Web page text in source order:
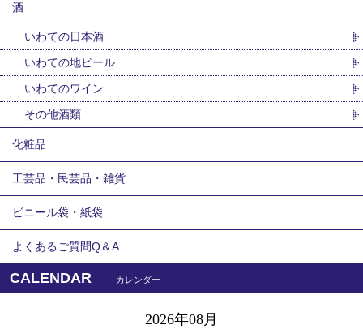
酒
いわての日本酒
いわての地ビール
いわてのワイン
その他酒類
化粧品
工芸品・民芸品・雑貨
ビニール袋・紙袋
よくあるご質問Q＆A
CALENDAR カレンダー
2026年08月